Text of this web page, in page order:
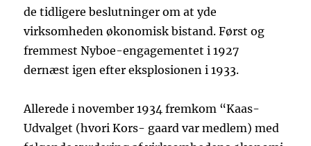
de tidligere beslutninger om at yde
virksomheden økonomisk bistand. Først og
fremmest Nyboe-engagementet i 1927
dernæst igen efter eksplosionen i 1933.
Allerede i november 1934 fremkom “Kaas-
Udvalget (hvori Kors- gaard var medlem) med